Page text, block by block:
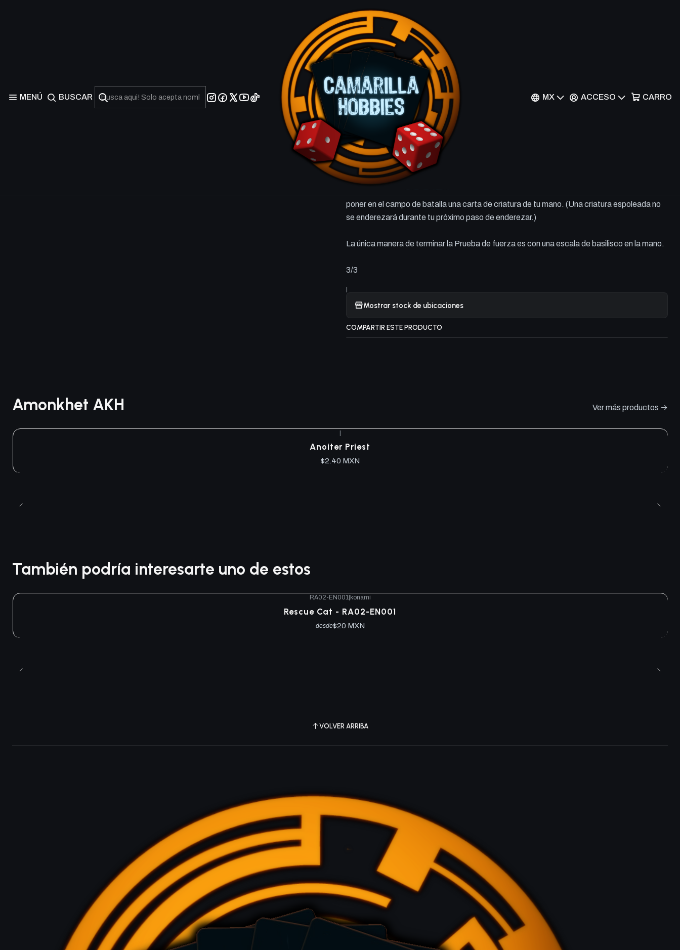
MENÚ BUSCAR MX ACCESO CARRO
Champion of Rhonas - AKH - C
VERSIÓN
Ingles Español
Agregar al Carrito
DESCRIPCIÓN
Criatura — Chacal de Guerrero
poner en el campo de batalla una carta de criatura de tu mano. (Una criatura espoleada no
se enderezará durante tu próximo paso de enderezar.)
La única manera de terminar la Prueba de fuerza es con una escala de basilisco en la mano.
3/3
|
Mostrar stock de ubicaciones
COMPARTIR ESTE PRODUCTO
Amonkhet AKH Ver más productos
Anoiter Priest
$2.40 MXN
También podría interesarte uno de estos
RA02-EN001| konami
Rescue Cat - RA02-EN001
desde$20 MXN
VOLVER ARRIBA